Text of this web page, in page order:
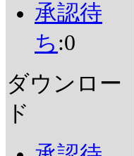
承認待
ち :0
ダウンロー
ド